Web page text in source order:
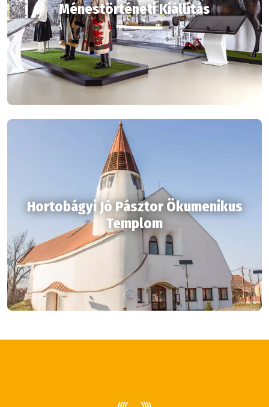
Ménestörténeti Kiállítás
Hortobágyi Jó Pásztor Ökumenikus
Templom